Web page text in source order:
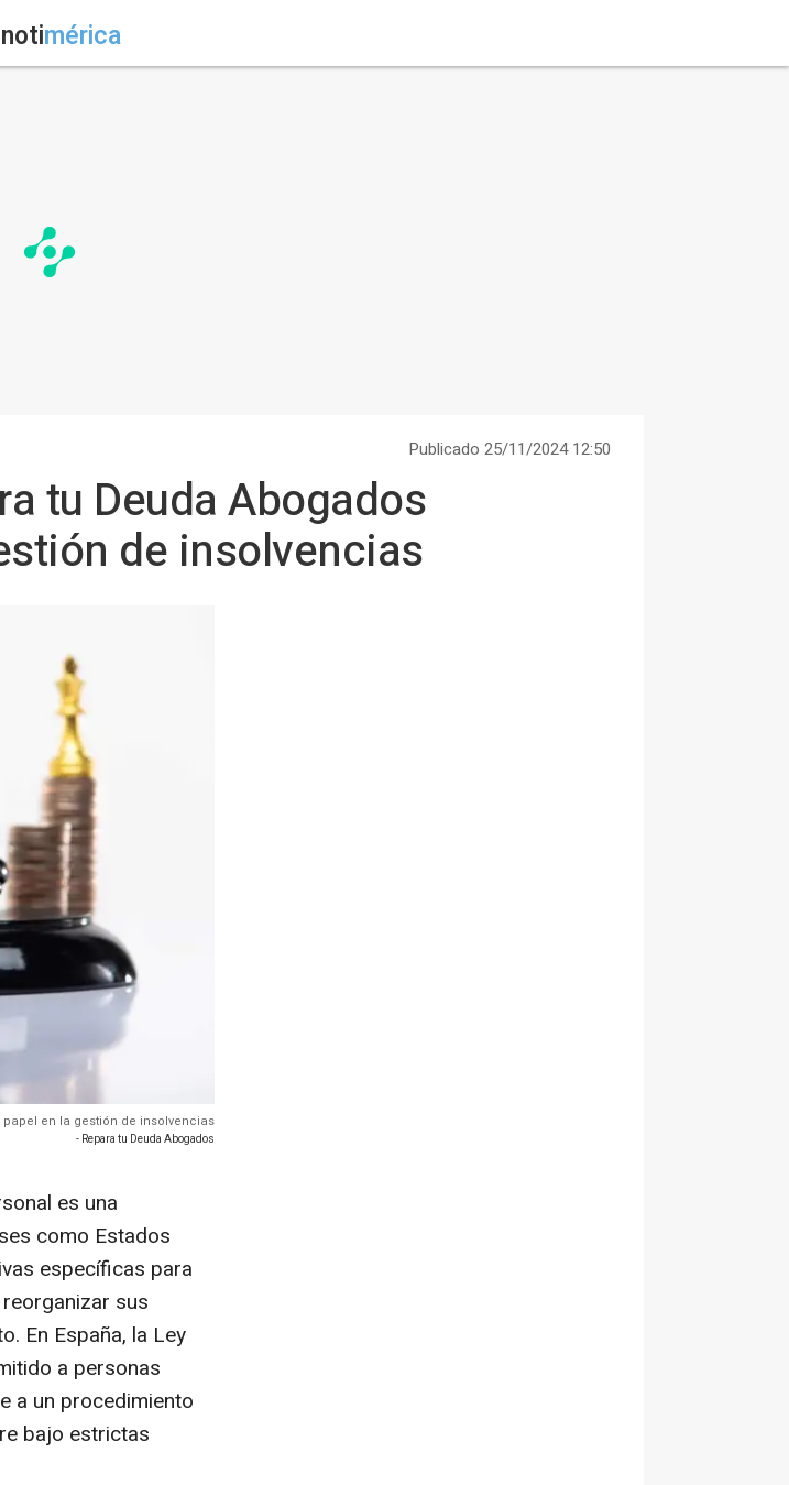
notimérica
Publicado 25/11/2024 12:50
tu Deuda Abogados
de insolvencias
en la gestión de insolvencias
- Repara tu Deuda Abogados
es una
como Estados
específicas para
sus
En España, la Ley
a personas
a un procedimiento
bajo estrictas